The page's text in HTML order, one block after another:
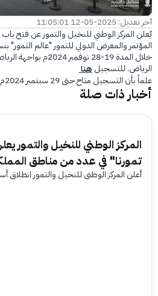
آخر تعديل: 2025-05-12 11:05:01
يُعلن المركز الوطني للنخيل والتمور عن فتح
المؤتمر والمعرض الدولي للتمور "عالم التمور"
خلال المدة 19-28
الرياض. للتسجيل هنا
علماً بأن التسجيل متاح حتى 29 سبتمبر 2024م
أخبار ذات صلة
المركز الوطني للنخيل والتمور
تمورنا" في عدد من مناطق
أعلن المركز الوطني للنخيل والتمور انطلاق